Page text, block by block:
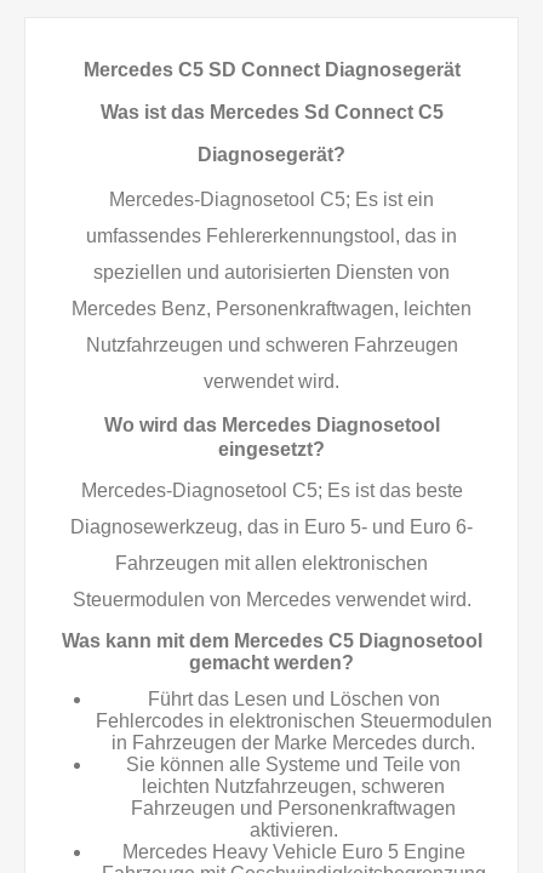
Mercedes C5 SD Connect Diagnosegerät
Was ist das Mercedes Sd Connect C5
Diagnosegerät?
Mercedes-Diagnosetool C5; Es ist ein
umfassendes Fehlererkennungstool, das in
speziellen und autorisierten Diensten von
Mercedes Benz, Personenkraftwagen, leichten
Nutzfahrzeugen und schweren Fahrzeugen
verwendet wird.
Wo wird das Mercedes Diagnosetool
eingesetzt?
Mercedes-Diagnosetool C5; Es ist das beste
Diagnosewerkzeug, das in Euro 5- und Euro 6-
Fahrzeugen mit allen elektronischen
Steuermodulen von Mercedes verwendet wird.
Was kann mit dem Mercedes C5 Diagnosetool
gemacht werden?
Führt das Lesen und Löschen von
Fehlercodes in elektronischen Steuermodulen
in Fahrzeugen der Marke Mercedes durch.
Sie können alle Systeme und Teile von
leichten Nutzfahrzeugen, schweren
Fahrzeugen und Personenkraftwagen
aktivieren.
Mercedes Heavy Vehicle Euro 5 Engine